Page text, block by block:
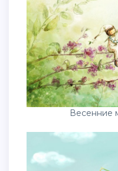
Весенние